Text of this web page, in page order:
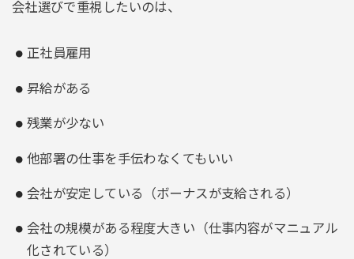
会社選びで重視したいのは、
正社員雇用
昇給がある
残業が少ない
他部署の仕事を手伝わなくてもいい
会社が安定している（ボーナスが支給される）
会社の規模がある程度大きい（仕事内容がマニュアル
化されている）